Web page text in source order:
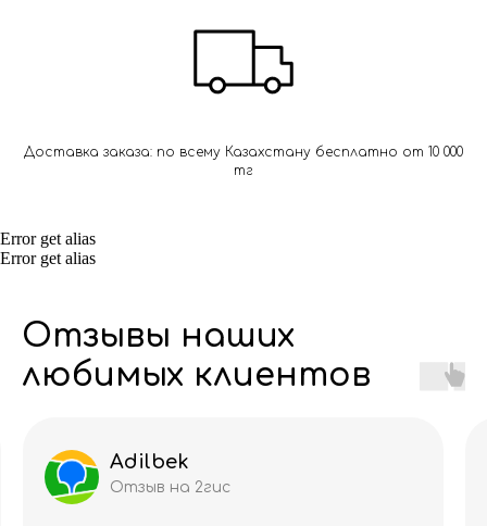
Доставка заказа: по всему Казахстану бесплатно от 10 000
тг
Error get alias
Error get alias
Отзывы наших
любимых клиентов
Loik
Отзыв на 2гис